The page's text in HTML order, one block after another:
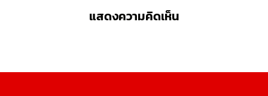
แสดงความคิดเห็น